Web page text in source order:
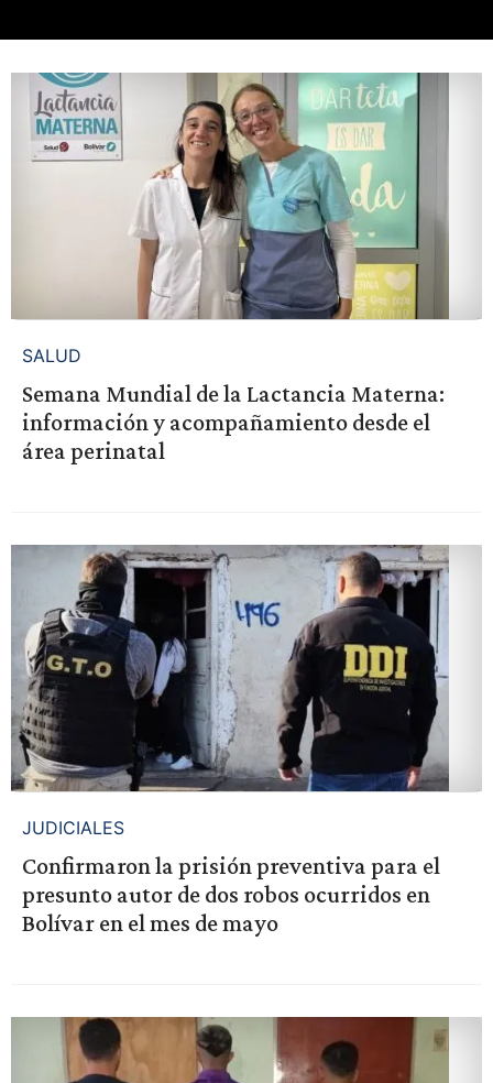
SALUD
Semana Mundial de la Lactancia Materna:
información y acompañamiento desde el
área perinatal
JUDICIALES
Confirmaron la prisión preventiva para el
presunto autor de dos robos ocurridos en
Bolívar en el mes de mayo